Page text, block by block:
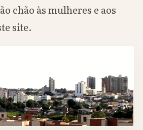
chão às mulheres e aos
site.